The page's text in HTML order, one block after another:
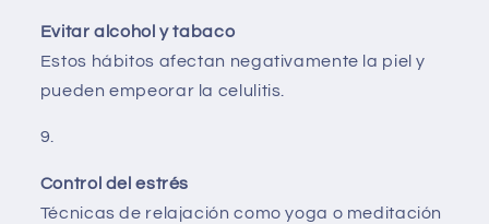
Evitar alcohol y tabaco
Estos hábitos afectan negativamente la piel y
pueden empeorar la celulitis.
Control del estrés
Técnicas de relajación como yoga o meditación